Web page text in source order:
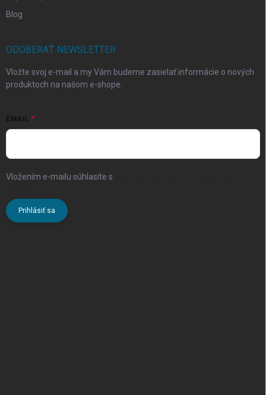
Blog
ODOBERAŤ NEWSLETTER
Vložte svoj e-mail a my Vám budeme zasielať informácie o nových
produktoch na našom e-shope.
EMAIL
Vložením e-mailu súhlasíte s
Prihlásiť sa